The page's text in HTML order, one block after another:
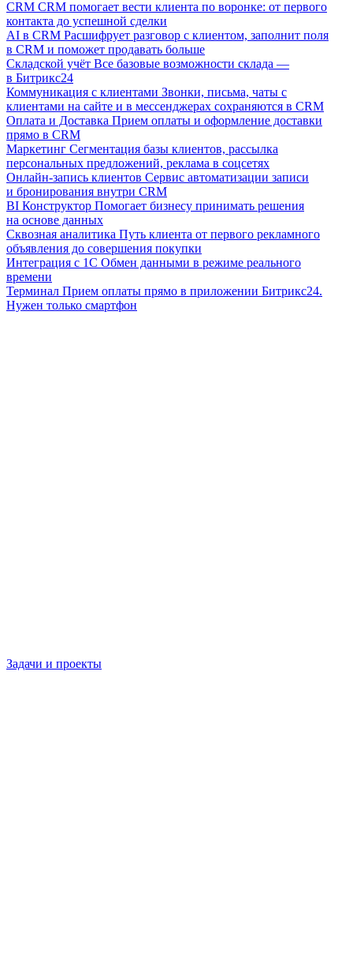
CRM CRM помогает вести клиента по воронке: от первого
контакта до успешной сделки
AI в CRM Расшифрует разговор с клиентом, заполнит поля
в CRM и поможет продавать больше
Складской учёт Все базовые возможности склада —
в Битрикс24
Коммуникация с клиентами Звонки, письма, чаты с
клиентами на сайте и в мессенджерах сохраняются в CRM
Оплата и Доставка Прием оплаты и оформление доставки
прямо в CRM
Маркетинг Сегментация базы клиентов, рассылка
персональных предложений, реклама в соцсетях
Онлайн-запись клиентов Сервис автоматизации записи
и бронирования внутри CRM
BI Конструктор Помогает бизнесу принимать решения
на основе данных
Сквозная аналитика Путь клиента от первого рекламного
объявления до совершения покупки
Интеграция с 1С Обмен данными в режиме реального
времени
Терминал Прием оплаты прямо в приложении Битрикс24.
Нужен только смартфон
Задачи и проекты